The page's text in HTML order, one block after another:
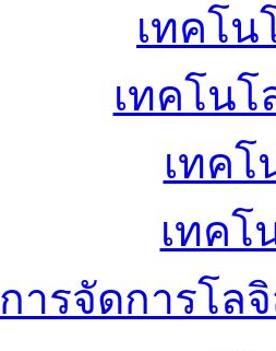
เทคโน
เทคโน
เทคโ
เทคโ
การจัดการโล